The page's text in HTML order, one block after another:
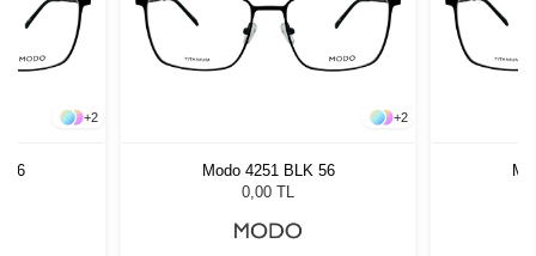
+2
56
+2
Modo 4251 BLK 56
0,00 TL